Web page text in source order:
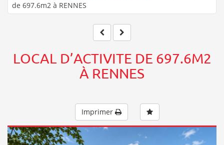
de 697.6m2 à RENNES
LOCAL D’ACTIVITE DE 697.6M2
À RENNES
Imprimer